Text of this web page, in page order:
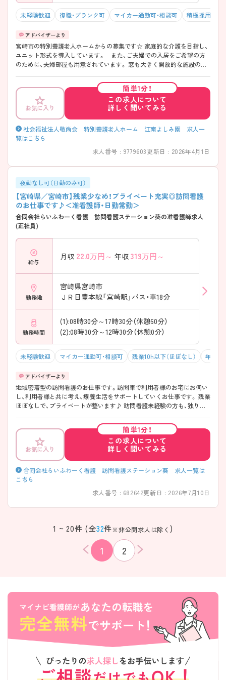
条件を
クリア
検索する
未経験歓迎 復職・ブランク可 マイカー通勤可・相談可 積極採用中
宮崎市の特別養護老人ホームからの募集です☆ 家庭的な介護を目指し、
ユニット形式を導入しています。 また、ご夫婦での入居をご希望の方
のために、夫婦部屋も用意されています。 窓も大きく開放的な施設の中
味のある方はマイナビ看護師までお問い合わせください。詳細な情報を
ご案内させていただきます。
お気に入り
簡単1分！
この求人について
詳しく聞いてみる
社会福祉法人敬尚会 特別養護老人ホーム 江南よしみ園 求人一
覧はこちら
求人番号 : 9779603更新日 : 2026年4月1日
夜勤なし可（日勤のみ可）
【宮崎県／宮崎市】残業少なめ！プライベート充実◎訪問看護
のお仕事です♪＜准看護師・日勤常勤＞
合同会社らいふわーく看護 訪問看護ステーション葵の准看護師求人
(正社員)
給与
月収 22.0万円～ 年収 319万円～
勤務地
宮崎県宮崎市
ＪＲ日豊本線「宮崎駅」バス・車18分
勤務時間
(1):08時30分～17時30分（休憩60分）
(2):08時30分～12時30分（休憩0分）
未経験歓迎 マイカー通勤可・相談可 残業10h以下（ほぼなし） 年間休
地域密着型の訪問看護のお仕事です。訪問車で利用者様のお宅にお伺い
し、利用者様と共に考え、療養生活をサポートしていくお仕事です。 残業
ほぼなしで、プライベートが整います♪ 訪問看護未経験の方も、独り立
お気に入り
簡単1分！
この求人について
詳しく聞いてみる
合同会社らいふわーく看護 訪問看護ステーション葵 求人一覧は
こちら
求人番号 : 682642更新日 : 2026年7月10日
1 ~ 20件 (全32件※非公開求人は除く )
1 2